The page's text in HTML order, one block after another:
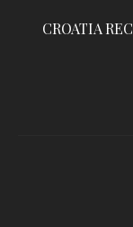
CROATIA